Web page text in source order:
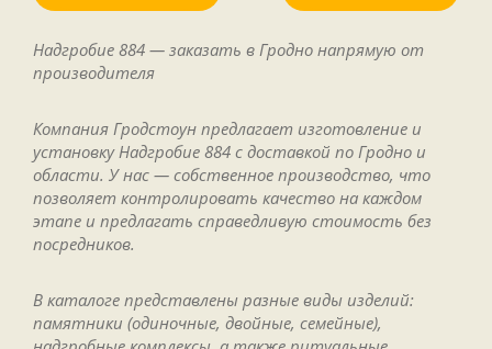
Надгробие 884 — заказать в Гродно напрямую от
производителя
Компания Гродстоун предлагает изготовление и
установку Надгробие 884 с доставкой по Гродно и
области. У нас — собственное производство, что
позволяет контролировать качество на каждом
этапе и предлагать справедливую стоимость без
посредников.
В каталоге представлены разные виды изделий:
памятники (одиночные, двойные, семейные),